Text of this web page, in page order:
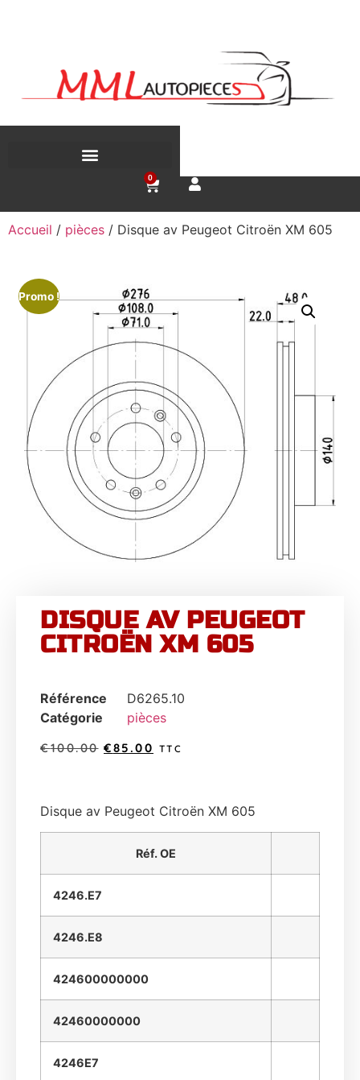
0
Accueil / pièces / Disque av Peugeot Citroën XM 605
Promo !
DISQUE AV PEUGEOT
CITROËN XM 605
Référence
D6265.10
Catégorie
pièces
€100.00 €85.00 TTC
Disque av Peugeot Citroën XM 605
Réf. OE
4246.E7
4246.E8
424600000000
42460000000
4246E7